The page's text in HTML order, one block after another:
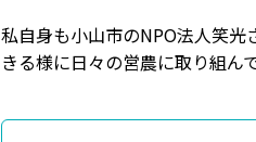
私自身も小山市のNPO法人笑
きる様に日々の営農に取り組ん